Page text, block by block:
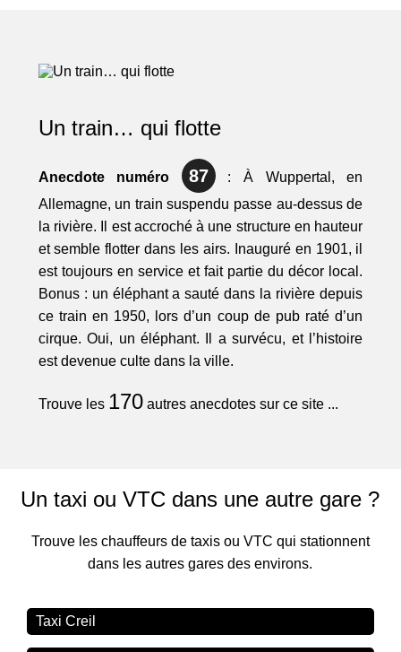
Un train… qui flotte
Anecdote numéro 87 : À Wuppertal, en
Allemagne, un train suspendu passe au-dessus de
la rivière. Il est accroché à une structure en hauteur
et semble flotter dans les airs. Inauguré en 1901, il
est toujours en service et fait partie du décor local.
Bonus : un éléphant a sauté dans la rivière depuis
ce train en 1950, lors d’un coup de pub raté d’un
cirque. Oui, un éléphant. Il a survécu, et l’histoire
est devenue culte dans la ville.
Trouve les 170autres anecdotes sur ce site ...
Un taxi ou VTC dans une autre gare ?
Trouve les chauffeurs de taxis ou VTC qui stationnent
dans les autres gares des environs.
Taxi Creil